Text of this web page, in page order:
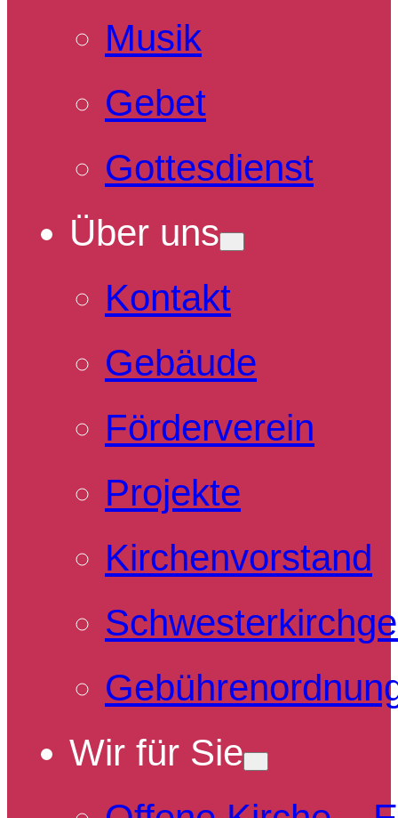
Musik
Gebet
Gottesdienst
Über uns
Kontakt
Gebäude
Förderverein
Projekte
Kirchenvorstand
Wir für Sie